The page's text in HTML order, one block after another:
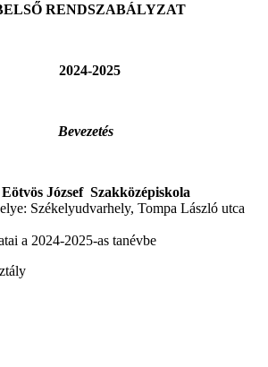
RENDSZABÁLYZAT
2024-2025
Bevezetés
Eötvös József Szakközépiskola
Székelyudvarhely, Tompa László utca
a 2024-2025-as tanévbe